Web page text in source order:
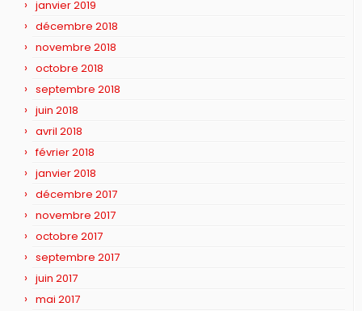
janvier 2019
décembre 2018
novembre 2018
octobre 2018
septembre 2018
juin 2018
avril 2018
février 2018
janvier 2018
décembre 2017
novembre 2017
octobre 2017
septembre 2017
juin 2017
mai 2017